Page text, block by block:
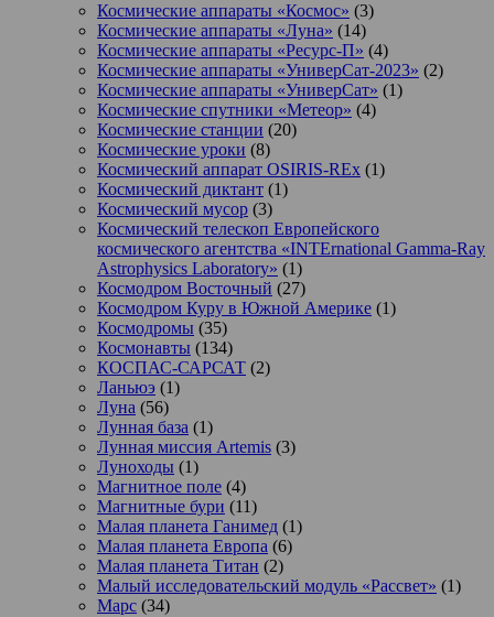
Космические аппараты «Космос» (3)
Космические аппараты «Луна» (14)
Космические аппараты «Ресурс-П» (4)
Космические аппараты «УниверСат-2023» (2)
Космические аппараты «УниверСат» (1)
Космические спутники «Метеор» (4)
Космические станции (20)
Космические уроки (8)
Космический аппарат OSIRIS-REx (1)
Космический диктант (1)
Космический мусор (3)
Космический телескоп Европейского
космического агентства «INTErnational Gamma-Ray
Astrophysics Laboratory» (1)
Космодром Восточный (27)
Космодром Куру в Южной Америке (1)
Космодромы (35)
Космонавты (134)
КОСПАС-САРСАТ (2)
Ланьюэ (1)
Луна (56)
Лунная база (1)
Лунная миссия Artemis (3)
Луноходы (1)
Магнитное поле (4)
Магнитные бури (11)
Малая планета Ганимед (1)
Малая планета Европа (6)
Малая планета Титан (2)
Малый исследовательский модуль «Рассвет» (1)
Марс (34)